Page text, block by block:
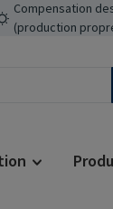
Compensation
(production